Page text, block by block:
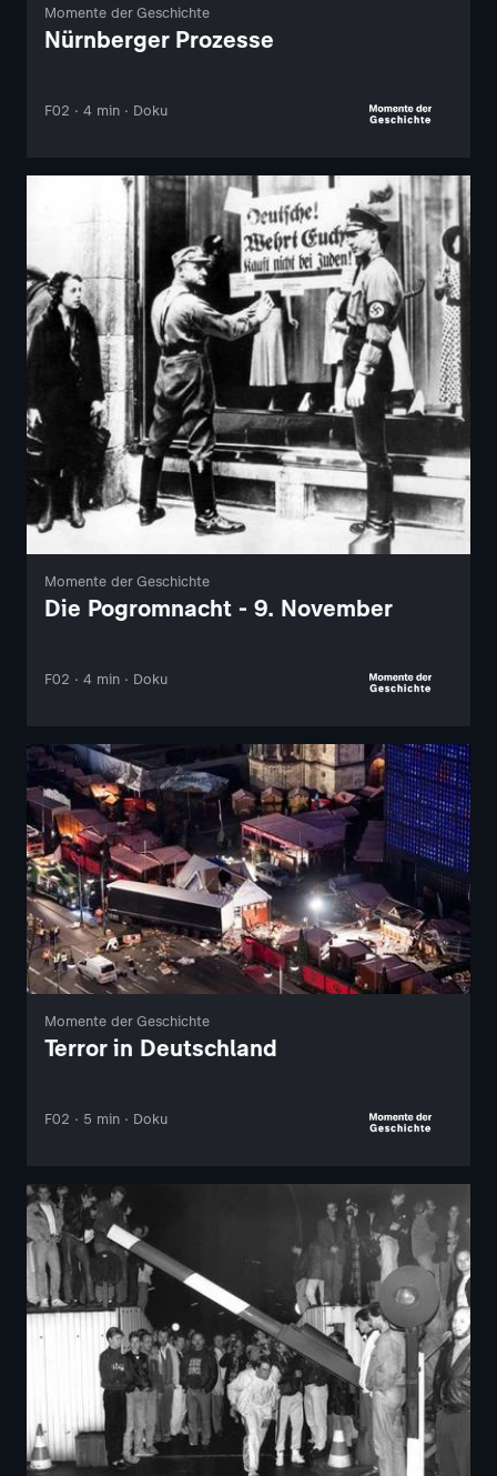
Momente der Geschichte
Nürnberger Prozesse
F02 · 4 min · Doku
Momente der Geschichte
Die Pogromnacht - 9. November
F02 · 4 min · Doku
Momente der Geschichte
Terror in Deutschland
F02 · 5 min · Doku